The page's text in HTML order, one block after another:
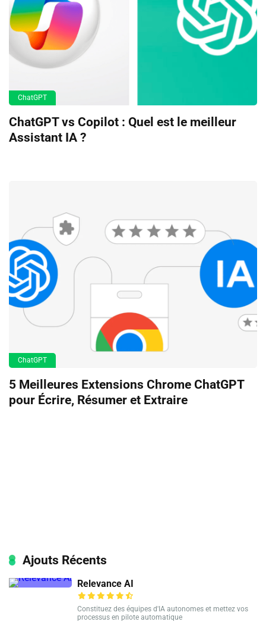
ChatGPT
ChatGPT vs Copilot : Quel est le meilleur
Assistant IA ?
ChatGPT
5 Meilleures Extensions Chrome ChatGPT
pour Écrire, Résumer et Extraire
Ajouts Récents
Relevance AI
Constituez des équipes d'IA autonomes et mettez vos
processus en pilote automatique